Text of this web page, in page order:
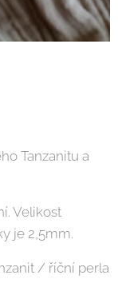
Tanzanitu a
Velikost
je 2,5mm.
/ říční perla